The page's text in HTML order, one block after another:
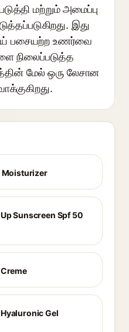
மற்றும் அமைப்பு
இது
பசையற்ற உணர்வை
நிலைப்படுத்த
மேல் ஒரு லேசான
Moisturizer
Sunscreen Spf 50
Gel